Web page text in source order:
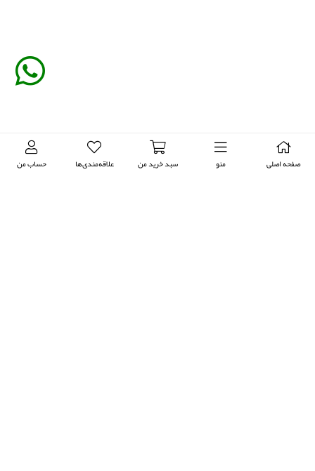
صفحه اصلی منو سبد خرید من علاقه‌مندی‌ها حساب من